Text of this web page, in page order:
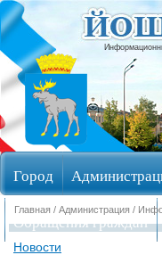
Город
Обращения граждан
Главная / Администрация /
Новости